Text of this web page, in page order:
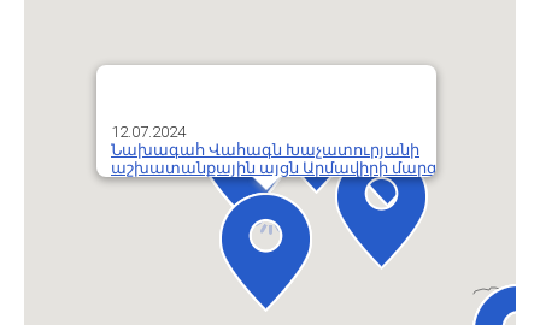
12.07.2024
Նախագահ Վահագն Խաչատուրյանի
աշխատանքային այցն Արմավիրի մարզ